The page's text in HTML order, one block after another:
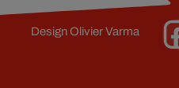
DesignOlivier Varma